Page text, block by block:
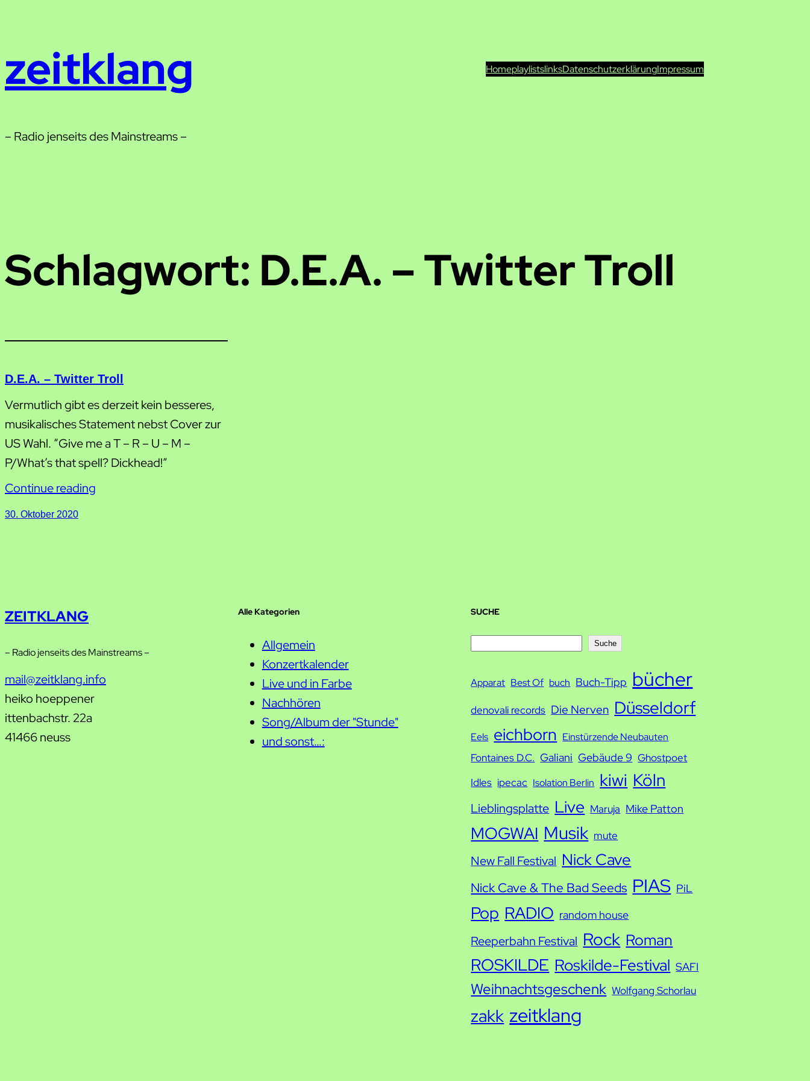
zeitklang HomeplaylistslinksDatenschutzerklärungImpressum
– Radio jenseits des Mainstreams –
Schlagwort: D.E.A. – Twitter Troll
D.E.A. – Twitter Troll
Vermutlich gibt es derzeit kein besseres,
musikalisches Statement nebst Cover zur
US Wahl. “Give me a T – R – U – M –
P/What’s that spell? Dickhead!”
Continue reading
30. Oktober 2020
ZEITKLANG
– Radio jenseits des Mainstreams –
mail@zeitklang.info
heiko hoeppener
ittenbachstr. 22a
41466 neuss
Alle Kategorien
Allgemein
Konzertkalender
Live und in Farbe
Nachhören
Song/Album der "Stunde"
und sonst…:
SUCHE
c
Suche
Apparat Best Of buch Buch-Tipp bücher
denovali records Die Nerven Düsseldorf
Eels eichborn Einstürzende Neubauten
Fontaines D.C. Galiani Gebäude 9 Ghostpoet
Idles ipecac Isolation Berlin kiwi Köln
Lieblingsplatte Live Maruja Mike Patton
MOGWAI Musik mute
New Fall Festival Nick Cave
Nick Cave & The Bad Seeds PIAS PiL
Pop RADIO random house
Reeperbahn Festival Rock Roman
ROSKILDE Roskilde-Festival SAFI
Weihnachtsgeschenk Wolfgang Schorlau
zakk zeitklang